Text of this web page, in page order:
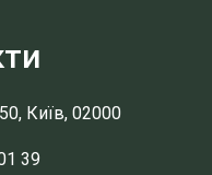
Київ, 02000
39